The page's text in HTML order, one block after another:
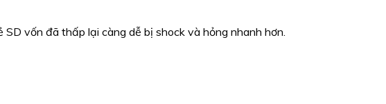
vốn đã thấp lại càng dễ bị shock và hỏng nhanh hơn.